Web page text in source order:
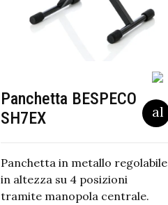
Panchetta BESPECO
SH7EX
Panchetta in metallo regolabile
in altezza su 4 posizioni
tramite manopola centrale.